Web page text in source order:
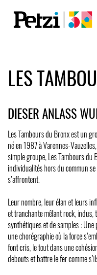
LES
DIESER ANLASS
Les Tambours du Bronx est un
né en 1987 à Varennes-
simple groupe, Les Tambours du
individualités hors du commun
s’affrontent.
Leur nombre, leur élan et leurs
et tranchante mêlant rock, indus,
synthétiques et de samples :
une chorégraphie où la force
font cris, le tout dans une
debouts et battre le fer comme